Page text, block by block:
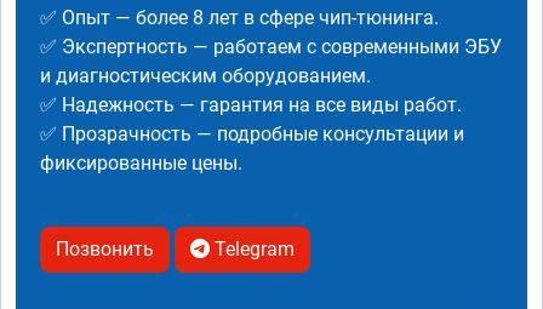
✅ Опыт — более 8 лет в сфере чип-тюнинга.
✅ Экспертность — работаем с современными ЭБУ
и диагностическим оборудованием.
✅ Надежность — гарантия на все виды работ.
✅ Прозрачность — подробные консультации и
фиксированные цены.
Позвонить Telegram